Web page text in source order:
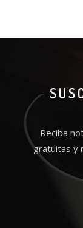
Reciba
gratuitas y